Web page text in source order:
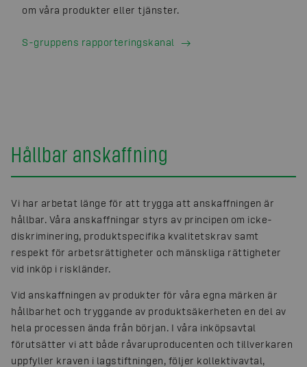
om våra produkter eller tjänster.
S-gruppens rapporteringskanal
Hållbar anskaffning
Vi har arbetat länge för att trygga att anskaffningen är
hållbar. Våra anskaffningar styrs av principen om icke-
diskriminering, produktspecifika kvalitetskrav samt
respekt för arbetsrättigheter och mänskliga rättigheter
vid inköp i riskländer.
Vid anskaffningen av produkter för våra egna märken är
hållbarhet och tryggande av produktsäkerheten en del av
hela processen ända från början. I våra inköpsavtal
förutsätter vi att både råvaruproducenten och tillverkaren
uppfyller kraven i lagstiftningen, följer kollektivavtal,